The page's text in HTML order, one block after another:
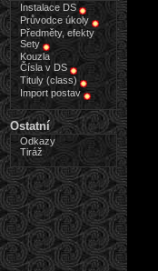
Instalace DS
Průvodce úkoly
Předměty, efekty
Sety
Kouzla
Čísla v DS
Tituly (class)
Import postav
Ostatní
Odkazy
Tiráž